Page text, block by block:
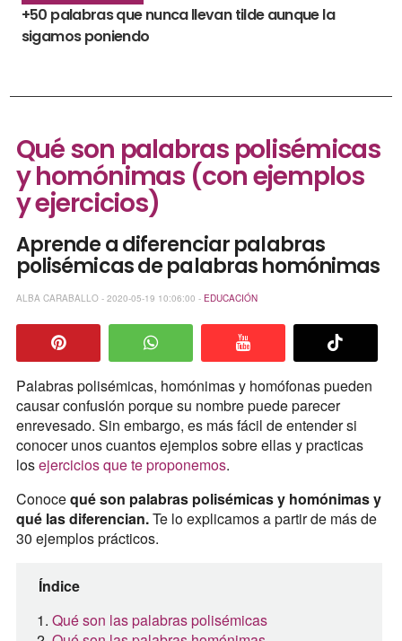
+50 palabras que nunca llevan tilde aunque la
sigamos poniendo
Qué son palabras polisémicas
y homónimas (con ejemplos
y ejercicios)
Aprende a diferenciar palabras
polisémicas de palabras homónimas
ALBA CARABALLO - 2020-05-19 10:06:00 - EDUCACIÓN
Palabras polisémicas, homónimas y homófonas pueden
causar confusión porque su nombre puede parecer
enrevesado. Sin embargo, es más fácil de entender si
conocer unos cuantos ejemplos sobre ellas y practicas
losejercicios que te proponemos.
Conocequé son palabras polisémicas y homónimas y
qué las diferencian.Te lo explicamos a partir de más de
30 ejemplos prácticos.
Índice
Qué son las palabras polisémicas